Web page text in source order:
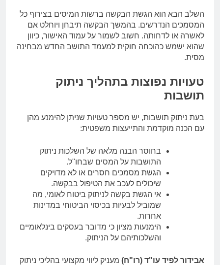
השלב הבא הוא הגשת הבקשה ברשות המיסים בצירוף כל
המסמכים הנדרשים. בהמשך הבקשה תיבחן ויוחלט אם
לאשרה או לדחותה. חשוב לשמור על עמוד האישור, כיוון
שהוא ישמש כהוכחה חוקית למעמד התושב החדש מבחינה
מסית.
טעויות נפוצות בתהליך ניתוק
תושבות
בעת ניתוק תושבות, יש מספר טעויות שניתן להימנע מהן
עם הכנה מוקדמת והתייעצות משפטית:
בחוסר הבנה מלאה של השלכות ניתוק
התושבות על המסים שבחו"ל.
הגשת מסמכים חסרים או לא מדויקים
שיכולים לעכב את הטיפול בבקשה.
אי הגשת בקשה לניתוק ביטוח לאומי, מה
שמוביל לבעיות בכיסוי הביטוחי במדינות
אחרות.
הימנעות מציון כי מדובר בעסקים בינלאומיים
והשלכותיהם על הניתוק.
אבידור לפיד עו"ד (רו"ח) מעניק ליווי מקצועי בהליכי ניתוק